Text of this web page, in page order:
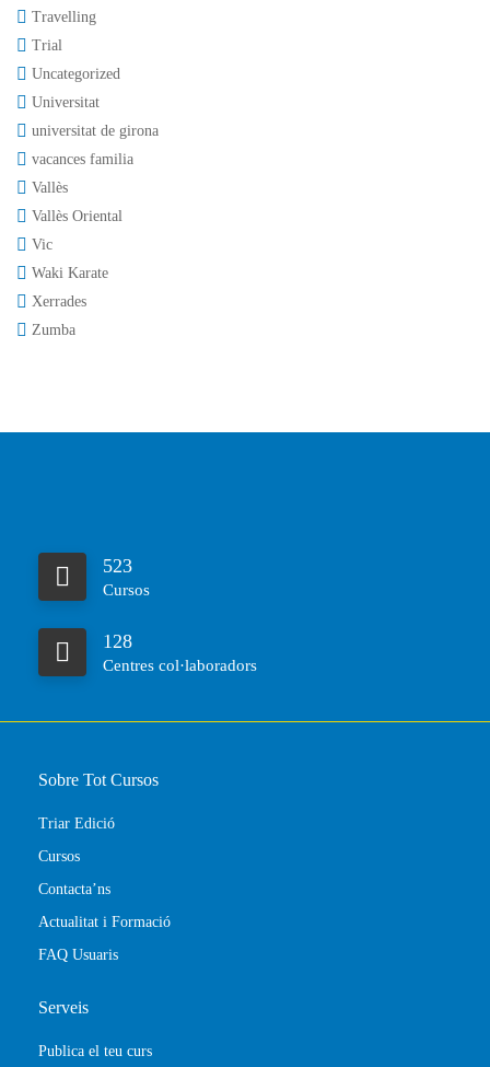
Travelling
Trial
Uncategorized
Universitat
universitat de girona
vacances familia
Vallès
Vallès Oriental
Vic
Waki Karate
Xerrades
Zumba
523
Cursos
128
Centres col·laboradors
Sobre Tot Cursos
Triar Edició
Cursos
Contacta’ns
Actualitat i Formació
FAQ Usuaris
Serveis
Publica el teu curs